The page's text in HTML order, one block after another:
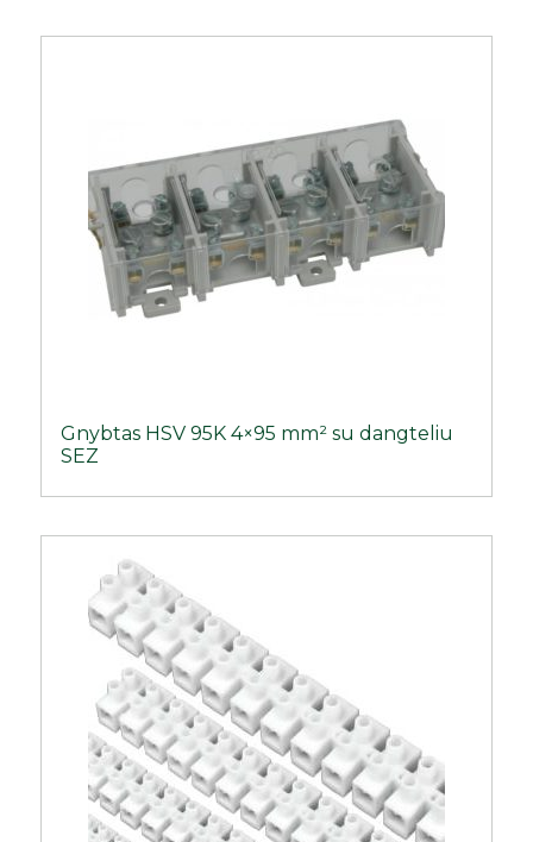
Gnybtas HSV 95K 4×95 mm² su dangteliu
SEZ